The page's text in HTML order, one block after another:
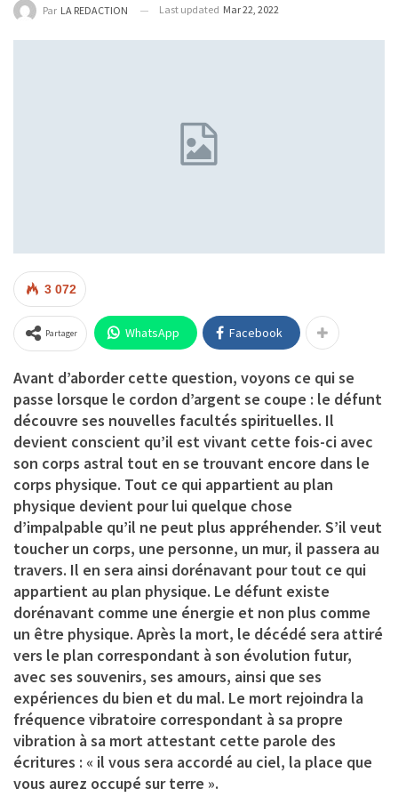
Par LA REDACTION Last updated Mar 22, 2022
3 072
Partager WhatsApp Facebook
Avant d’aborder cette question, voyons ce qui se
passe lorsque le cordon d’argent se coupe : le défunt
découvre ses nouvelles facultés spirituelles. Il
devient conscient qu’il est vivant cette fois-ci avec
son corps astral tout en se trouvant encore dans le
corps physique. Tout ce qui appartient au plan
physique devient pour lui quelque chose
d’impalpable qu’il ne peut plus appréhender. S’il veut
toucher un corps, une personne, un mur, il passera au
travers. Il en sera ainsi dorénavant pour tout ce qui
appartient au plan physique. Le défunt existe
dorénavant comme une énergie et non plus comme
un être physique. Après la mort, le décédé sera attiré
vers le plan correspondant à son évolution futur,
avec ses souvenirs, ses amours, ainsi que ses
expériences du bien et du mal. Le mort rejoindra la
fréquence vibratoire correspondant à sa propre
vibration à sa mort attestant cette parole des
écritures : « il vous sera accordé au ciel, la place que
vous aurez occupé sur terre ».